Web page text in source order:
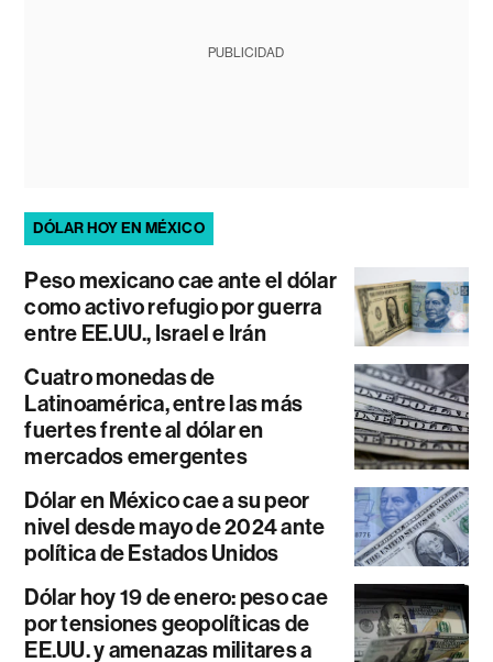
PUBLICIDAD
DÓLAR HOY EN MÉXICO
Peso mexicano cae ante el dólar
como activo refugio por guerra
entre EE.UU., Israel e Irán
Cuatro monedas de
Latinoamérica, entre las más
fuertes frente al dólar en
mercados emergentes
Dólar en México cae a su peor
nivel desde mayo de 2024 ante
política de Estados Unidos
Dólar hoy 19 de enero: peso cae
por tensiones geopolíticas de
EE.UU. y amenazas militares a